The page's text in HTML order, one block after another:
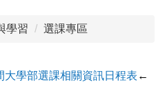
學習 選課專區
大學部選課相關資訊日程表 ←